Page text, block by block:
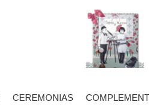
CEREMONIAS